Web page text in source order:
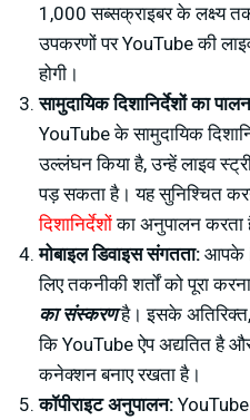
1,000 सब्सक्राइबर के लक्ष्य
उपकरणों पर YouTube की
होगी।
सामुदायिक दिशानिर्देशों का
YouTube के सामुदायिक
उल्लंघन किया है, उन्हें लाइव
पड़ सकता है। यह सुनिश्चित
दिशानिर्देशोंका अनुपालन करता
मोबाइल डिवाइस संगतता: आपके
लिए तकनीकी शर्तों को पूरा
का संस्करणहै। इसके
कि YouTube ऐप अद्यतित है
कनेक्शन बनाए रखता है।
कॉपीराइट अनुपालन: